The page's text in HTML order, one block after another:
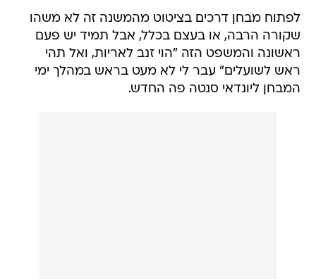
לפתוח מבחן דרכים בציטוט מהמשנה זה לא משהו
שקורה הרבה, או בעצם בכלל, אבל תמיד יש פעם
ראשונה והמשפט הזה "הוי זנב לאריות, ואל תהי
ראש לשועלים" עבר לי לא מעט בראש במהלך ימי
המבחן ליונדאי סנטה פה החדש.